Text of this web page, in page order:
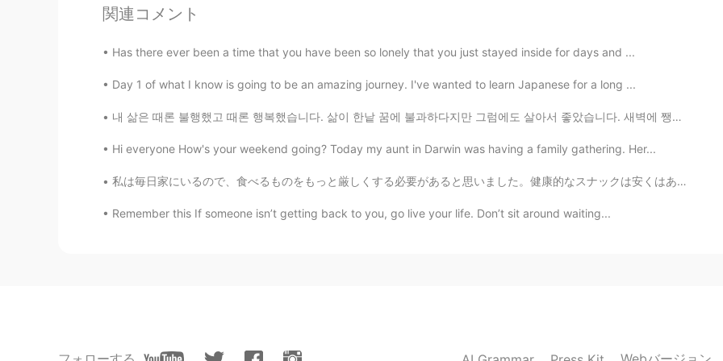
EN KR
올리 2019.07.16 14:59
numbers, because they have a real affect on people's daily lives. Money and other
important, but I just wanted to express that people often lose sight of what's most
関連コメント
Has there ever been a time that you have been so lonely that you just stayed inside for days and ...
Day 1 of what I know is going to be an amazing journey. I've wanted to learn Japanese for a long ...
‪내 삶은 때론 불행했고 때론 행복했습니다. 삶이 한낱 꿈에 불과하다지만 그럼에도 살아서 좋았습니다.‬ ‪새벽에 쨍한 차가운 공기, 꽃이 피기 전 부는 달큰한 바람, 해질...
Hi everyone How's your weekend going? Today my aunt in Darwin was having a family gathering. Her...
私は毎日家にいるので、食べるものをもっと厳しくする必要があると思いました。健康的なスナックは安くはありませんが、食べると気持ちが良くなるので、いい投資だと思います。私は自分の部屋でもエクササイズ...
Remember this If someone isn’t getting back to you, go live your life. Don’t sit around waiting...